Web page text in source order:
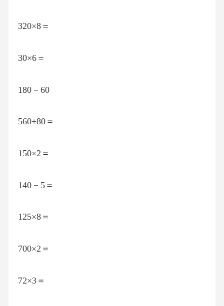
320×8＝
30×6＝
180－60
560+80＝
150×2＝
140－5＝
125×8＝
700×2＝
72×3＝